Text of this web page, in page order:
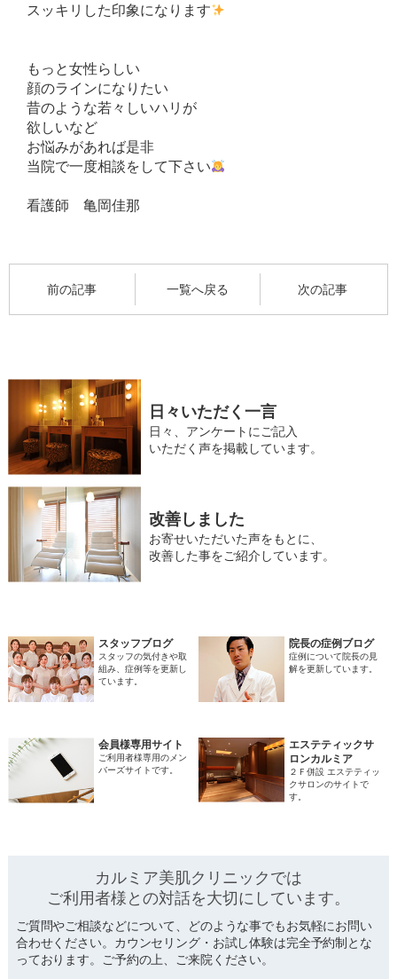
スッキリした印象になります
もっと女性らしい
顔のラインになりたい
昔のような若々しいハリが
欲しいなど
お悩みがあれば是非
当院で一度相談をして下さい
看護師 亀岡佳那
前の記事 一覧へ戻る 次の記事
日々いただく一言
日々、アンケートにご記入
いただく声を掲載しています。
改善しました
お寄せいただいた声をもとに、
改善した事をご紹介しています。
スタッフブログ
スタッフの気付きや取
組み、症例等を更新し
ています。
院長の症例ブログ
症例について院長の見
解を更新しています。
会員様専用サイト
ご利用者様専用のメン
バーズサイトです。
エステティックサ
ロンカルミア
２Ｆ併設 エステティッ
クサロンのサイトで
す。
カルミア美肌クリニックでは
ご利用者様との対話を大切にしています。
ご質問やご相談などについて、どのような事でもお気軽にお問い
合わせください。カウンセリング・お試し体験は完全予約制とな
っております。ご予約の上、ご来院ください。